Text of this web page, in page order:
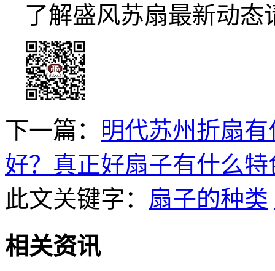
了解盛风苏扇最新动态
下一篇： 明代苏州折扇
好？真正好扇子有什么特
此文关键字： 扇子的种类
相关资讯